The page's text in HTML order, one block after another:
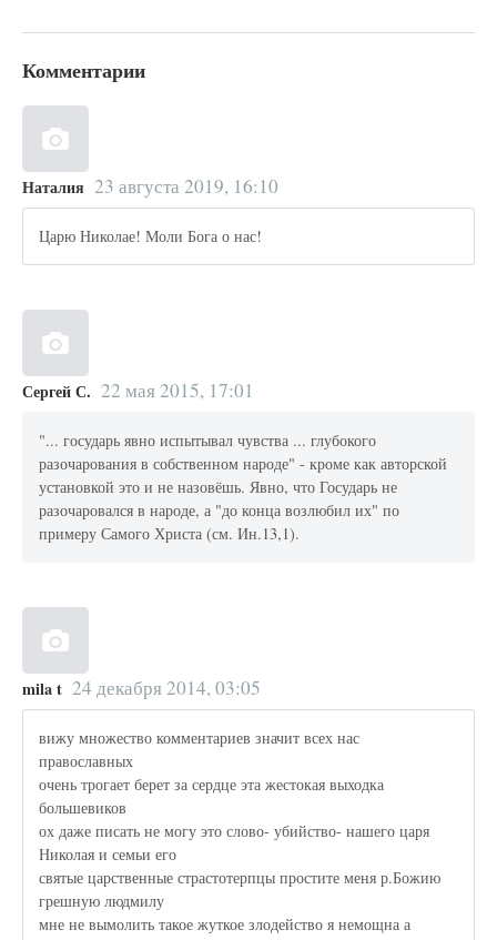
Комментарии
Наталия 23 августа 2019, 16:10
Царю Николае! Моли Бога о нас!
Сергей С. 22 мая 2015, 17:01
"... государь явно испытывал чувства ... глубокого
разочарования в собственном народе" - кроме как авторской
установкой это и не назовёшь. Явно, что Государь не
разочаровался в народе, а "до конца возлюбил их" по
примеру Самого Христа (см. Ин.13,1).
mila t 24 декабря 2014, 03:05
вижу множество комментариев значит всех нас
православных
очень трогает берет за сердце эта жестокая выходка
большевиков
ох даже писать не могу это слово- убийство- нашего царя
Николая и семьи его
святые царственные страстотерпцы простите меня р.Божию
грешную людмилу
мне не вымолить такое жуткое злодейство я немощна а